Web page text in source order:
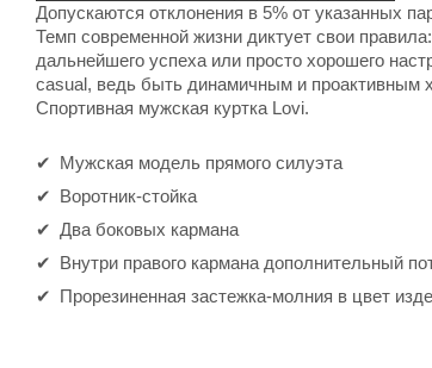
Допускаются отклонения в 5% от указанных
Темп современной жизни диктует свои
дальнейшего успеха или просто хорошего
casual, ведь быть динамичным и проактивным
Спортивная мужская куртка Lovi.
Мужская модель прямого силуэта
Воротник-стойка
Два боковых кармана
Внутри правого кармана дополнительный
Прорезиненная застежка-молния в цвет